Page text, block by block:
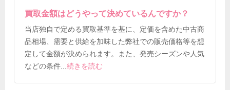
買取金額はどうやって決めているんですか？
当店独自で定める買取基準を基に、定価を含めた中古商
品相場、需要と供給を加味した弊社での販売価格等を想
定して金額が決められます。また、発売シーズンや人気
などの条件 ...続きを読む